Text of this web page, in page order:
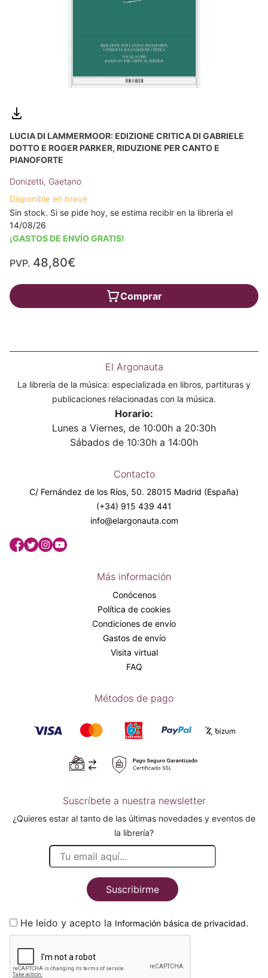
LUCIA DI LAMMERMOOR: EDIZIONE CRITICA DI GABRIELE
DOTTO E ROGER PARKER, RIDUZIONE PER CANTO E
PIANOFORTE
Donizetti, Gaetano
Disponible en breve
Sin stock. Si se pide hoy, se estima recibir en la librería el
14/08/26
¡GASTOS DE ENVÍO GRATIS!
PVP. 48,80€
Comprar
El Argonauta
La librería de la música: especializada en libros, partituras y
publicaciones relacionadas con la música.
Horario:
Lunes a Viernes, de 10:00h a 20:30h
Sábados de 10:30h a 14:00h
Contacto
C/ Fernández de los Ríos, 50. 28015 Madrid (España)
(+34) 915 439 441
info@elargonauta.com
Más información
Conócenos
Política de cookies
Condiciones de envío
Gastos de envío
Visita virtual
FAQ
Métodos de pago
Suscríbete a nuestra newsletter
¿Quieres estar al tanto de las últimas novedades y eventos de
la librería?
Suscribirme
He leido y acepto la Información básica de privacidad.